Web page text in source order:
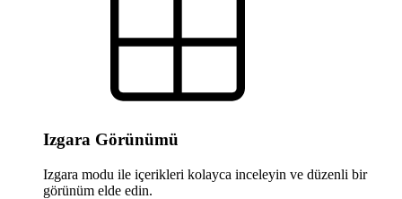
Izgara Görünümü
Izgara modu ile içerikleri kolayca inceleyin ve düzenli bir
görünüm elde edin.